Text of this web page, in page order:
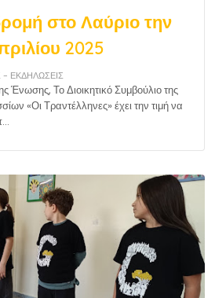
στο Λαύριο την
2025
- ΕΚΔΗΛΩΣΕΙΣ
Ένωσης, Το Διοικητικό Συμβούλιο της
«Οι Τραντέλληνες» έχει την τιμή να